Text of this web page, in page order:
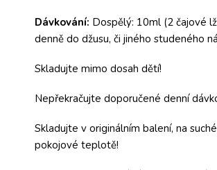
Dávkování: Dospělý: 10ml (2 čajové
denně do džusu, či jiného studeného
Skladujte mimo dosah dětí!
Nepřekračujte doporučené denní
Skladujte v originálním balení, na
pokojové teplotě!